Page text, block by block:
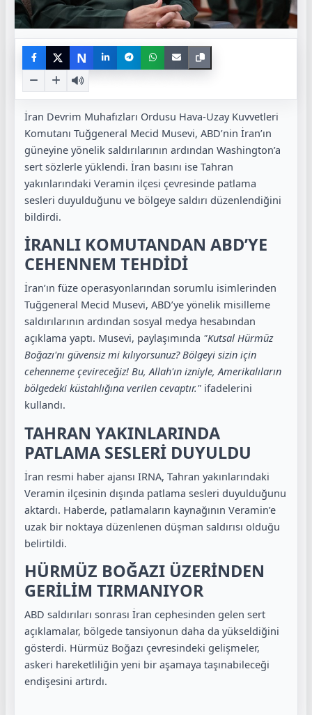
N
İran Devrim Muhafızları Ordusu Hava-Uzay Kuvvetleri
Komutanı Tuğgeneral Mecid Musevi, ABD’nin İran’ın
güneyine yönelik saldırılarının ardından Washington’a
sert sözlerle yüklendi. İran basını ise Tahran
yakınlarındaki Veramin ilçesi çevresinde patlama
sesleri duyulduğunu ve bölgeye saldırı düzenlendiğini
bildirdi.
İRANLI KOMUTANDAN ABD’YE
CEHENNEM TEHDİDİ
İran’ın füze operasyonlarından sorumlu isimlerinden
Tuğgeneral Mecid Musevi, ABD’ye yönelik misilleme
saldırılarının ardından sosyal medya hesabından
açıklama yaptı. Musevi, paylaşımında "Kutsal Hürmüz
Boğazı'nı güvensiz mi kılıyorsunuz? Bölgeyi sizin için
cehenneme çevireceğiz! Bu, Allah'ın izniyle, Amerikalıların
bölgedeki küstahlığına verilen cevaptır." ifadelerini
kullandı.
TAHRAN YAKINLARINDA
PATLAMA SESLERİ DUYULDU
İran resmi haber ajansı IRNA, Tahran yakınlarındaki
Veramin ilçesinin dışında patlama sesleri duyulduğunu
aktardı. Haberde, patlamaların kaynağının Veramin’e
uzak bir noktaya düzenlenen düşman saldırısı olduğu
belirtildi.
HÜRMÜZ BOĞAZI ÜZERİNDEN
GERİLİM TIRMANIYOR
ABD saldırıları sonrası İran cephesinden gelen sert
açıklamalar, bölgede tansiyonun daha da yükseldiğini
gösterdi. Hürmüz Boğazı çevresindeki gelişmeler,
askeri hareketliliğin yeni bir aşamaya taşınabileceği
endişesini artırdı.